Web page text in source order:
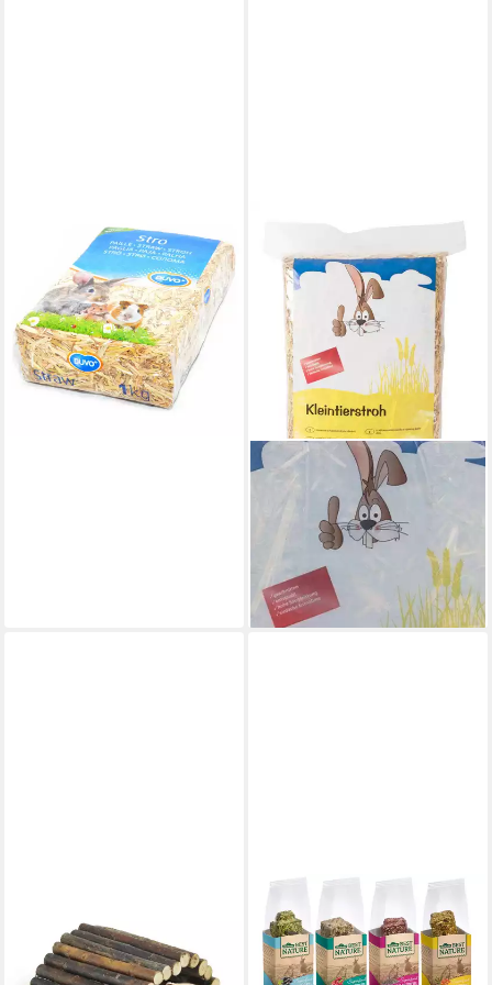
Kleintierstreu Stroh
ab 4,39 €
(4,39 €/ 1 kg)
lieferbar in 4 Wochen
BURI
Kleintierstreu Naturstroh 30
Liter Kaninchenstroh Einstreu
Stroh Hamster Nager
(0,17 €/ 1 l)
lieferbar - in 4-5 Werktagen bei dir